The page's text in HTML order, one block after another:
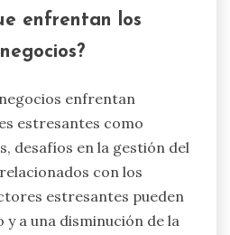
enfrentan los
enfrentan
estresantes como
desafíos en la gestión del
con los
estresantes pueden
a una disminución de la